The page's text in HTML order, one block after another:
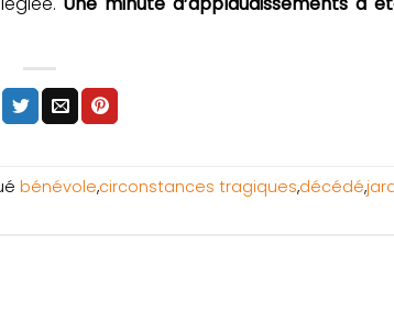
bénévole,circonstances tragiques,décédé,